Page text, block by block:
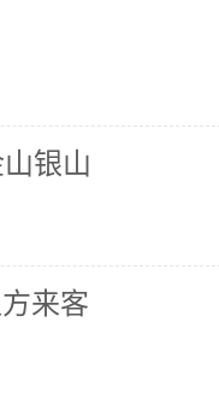
银山
来客